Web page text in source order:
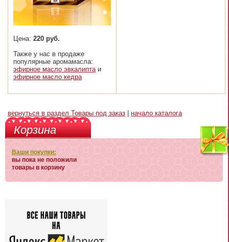
Цена: 220 руб.
Также у нас в продаже
популярные аромамасла:
эфирное масло эвкалипта и
эфирное масло кедра
вернуться в раздел Товары под заказ начало каталога
Корзина
Ваши покупки:
вы пока не положили
товары в корзину